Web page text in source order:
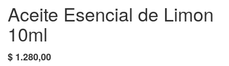
Aceite Esencial de Limon
10ml
$ 1.280,00